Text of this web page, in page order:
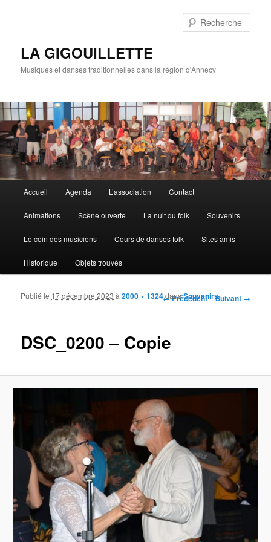
LA GIGOUILLETTE
Musiques et danses traditionnelles dans la région d'Annecy
Aller au contenu principal
Aller au contenu secondaire
Accueil Agenda L’association Contact
Animations Scène ouverte La nuit du folk Souvenirs
Le coin des musiciens Cours de danses folk Sites amis
Historique Objets trouvés
Navigation des images
← Précédent Suivant →
DSC_0200 – Copie
Publié le 17 décembre 2023 à2000 × 1324dansSouvenirs